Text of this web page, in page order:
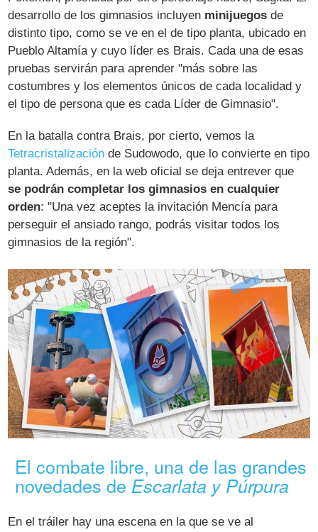
desarrollo de los gimnasios incluyen minijuegos de
distinto tipo, como se ve en el de tipo planta, ubicado en
Pueblo Altamía y cuyo líder es Brais. Cada una de esas
pruebas servirán para aprender "más sobre las
costumbres y los elementos únicos de cada localidad y
el tipo de persona que es cada Líder de Gimnasio".
En la batalla contra Brais, por cierto, vemos la
Tetracristalización de Sudowodo, que lo convierte en tipo
planta. Además, en la web oficial se deja entrever que
se podrán completar los gimnasios en cualquier
orden: "Una vez aceptes la invitación Mencía para
perseguir el ansiado rango, podrás visitar todos los
gimnasios de la región".
El combate libre, una de las grandes
novedades de Escarlata y Púrpura
En el tráiler hay una escena en la que se ve al